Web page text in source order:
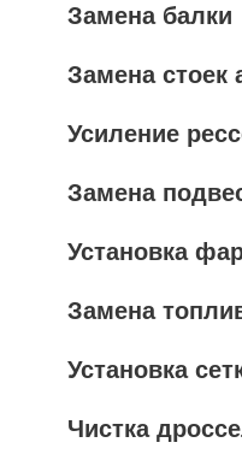
Замена балки
Замена стоек
Усиление
Замена
Установка
Замена
Установка
Чистка